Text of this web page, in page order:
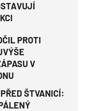
PROTI
V
ŠTVANICÍ: